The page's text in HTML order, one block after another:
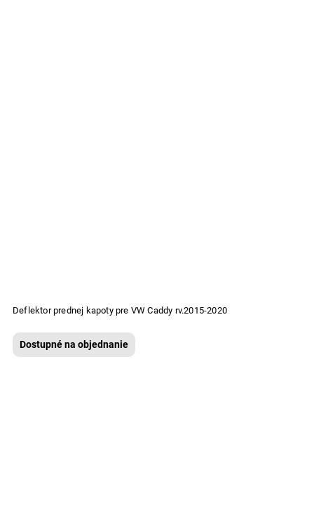
Deflektor prednej kapoty pre VW Caddy rv.2015-2020
Dostupné na objednanie